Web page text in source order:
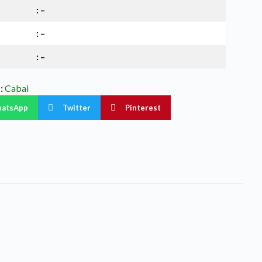
: –
: –
: –
Cabai
Twitter Pinterest